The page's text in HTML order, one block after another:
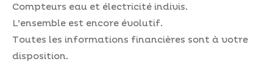
Compteurs eau et électricité indivis.
L’ensemble est encore évolutif.
Toutes les informations financières sont à votre
disposition.